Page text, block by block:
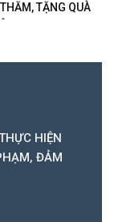
TẶNG QUÀ
HIỆN
ĐẢM